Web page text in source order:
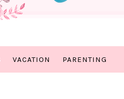
VACATION PARENTING